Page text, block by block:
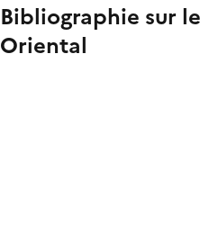
Bibliographie sur
Oriental